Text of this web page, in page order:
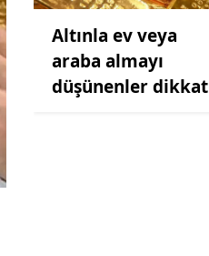
Altınla ev veya
araba almayı
düşünenler dikkat